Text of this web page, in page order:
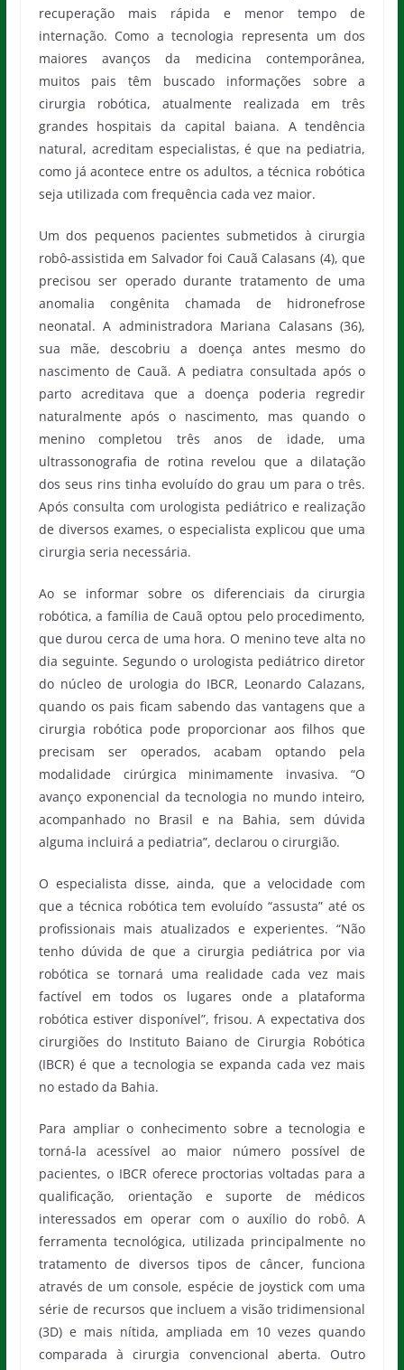
recuperação mais rápida e menor tempo de
internação. Como a tecnologia representa um dos
maiores avanços da medicina contemporânea,
muitos pais têm buscado informações sobre a
cirurgia robótica, atualmente realizada em três
grandes hospitais da capital baiana. A tendência
natural, acreditam especialistas, é que na pediatria,
como já acontece entre os adultos, a técnica robótica
seja utilizada com frequência cada vez maior.
Um dos pequenos pacientes submetidos à cirurgia
robô-assistida em Salvador foi Cauã Calasans (4), que
precisou ser operado durante tratamento de uma
anomalia congênita chamada de hidronefrose
neonatal. A administradora Mariana Calasans (36),
sua mãe, descobriu a doença antes mesmo do
nascimento de Cauã. A pediatra consultada após o
parto acreditava que a doença poderia regredir
naturalmente após o nascimento, mas quando o
menino completou três anos de idade, uma
ultrassonografia de rotina revelou que a dilatação
dos seus rins tinha evoluído do grau um para o três.
Após consulta com urologista pediátrico e realização
de diversos exames, o especialista explicou que uma
cirurgia seria necessária.
Ao se informar sobre os diferenciais da cirurgia
robótica, a família de Cauã optou pelo procedimento,
que durou cerca de uma hora. O menino teve alta no
dia seguinte. Segundo o urologista pediátrico diretor
do núcleo de urologia do IBCR, Leonardo Calazans,
quando os pais ficam sabendo das vantagens que a
cirurgia robótica pode proporcionar aos filhos que
precisam ser operados, acabam optando pela
modalidade cirúrgica minimamente invasiva. “O
avanço exponencial da tecnologia no mundo inteiro,
acompanhado no Brasil e na Bahia, sem dúvida
alguma incluirá a pediatria”, declarou o cirurgião.
O especialista disse, ainda, que a velocidade com
que a técnica robótica tem evoluído “assusta” até os
profissionais mais atualizados e experientes. “Não
tenho dúvida de que a cirurgia pediátrica por via
robótica se tornará uma realidade cada vez mais
factível em todos os lugares onde a plataforma
robótica estiver disponível”, frisou. A expectativa dos
cirurgiões do Instituto Baiano de Cirurgia Robótica
(IBCR) é que a tecnologia se expanda cada vez mais
no estado da Bahia.
Para ampliar o conhecimento sobre a tecnologia e
torná-la acessível ao maior número possível de
pacientes, o IBCR oferece proctorias voltadas para a
qualificação, orientação e suporte de médicos
interessados em operar com o auxílio do robô. A
ferramenta tecnológica, utilizada principalmente no
tratamento de diversos tipos de câncer, funciona
através de um console, espécie de joystick com uma
série de recursos que incluem a visão tridimensional
(3D) e mais nítida, ampliada em 10 vezes quando
comparada à cirurgia convencional aberta. Outro